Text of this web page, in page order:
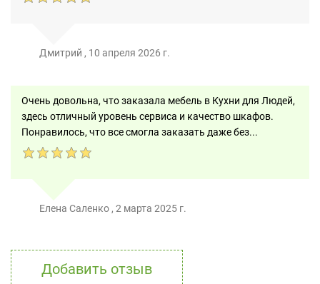
Дмитрий , 10 апреля 2026 г.
Очень довольна, что заказала мебель в Кухни для Людей,
здесь отличный уровень сервиса и качество шкафов.
Понравилось, что все смогла заказать даже без...
Елена Саленко , 2 марта 2025 г.
Добавить отзыв